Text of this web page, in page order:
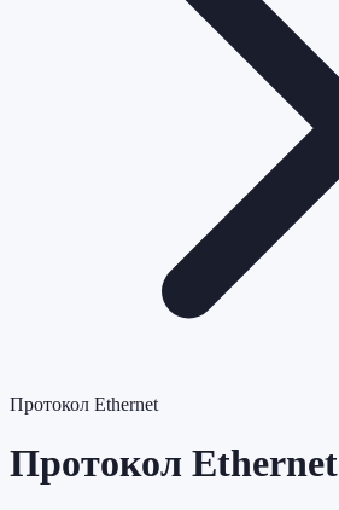
Протокол Ethernet
Протокол Ethernet